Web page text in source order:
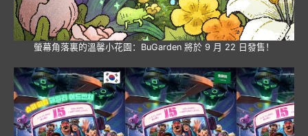
螢幕角落裏的溫馨小花園：BuGarden 將於 9 月 22 日發售！